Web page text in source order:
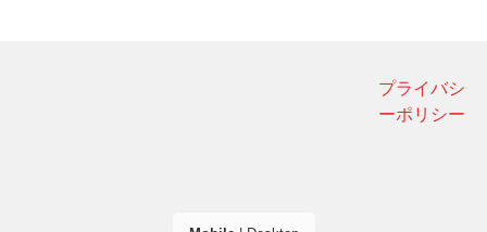
プライバシ
ーポリシー